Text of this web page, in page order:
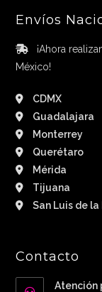
Envíos
¡Ahora
México!
CDMX
Guadalajara
Monterrey
Querétaro
Mérida
Tijuana
San Luis de la
Contacto
Atención